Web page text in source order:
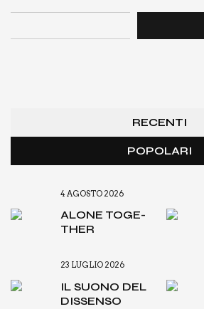
RECENTI
POPOLARI
4 AGOSTO 2026
ALO­NE TOGE­
THER
23 LUGLIO 2026
IL SUO­NO DEL
DIS­SEN­SO